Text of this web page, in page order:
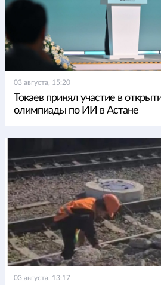
03 августа, 15:20
Токаев принял участие в
олимпиады по ИИ в Астане
03 августа, 13:17